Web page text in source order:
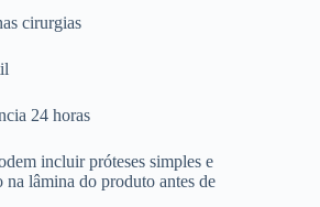
cirurgias
24 horas
incluir próteses simples e
lâmina do produto antes de